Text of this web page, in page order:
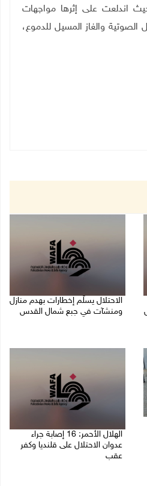
اندلعت على إثرها مواجهات
الصوتية والغاز المسيل للدموع،
الاحتلال يسلّم إخطارات بهدم منازل
ومنشآت في جبع شمال القدس
الهلال الأحمر: 16 إصابة جراء
عدوان الاحتلال على قلنديا وكفر
عقب